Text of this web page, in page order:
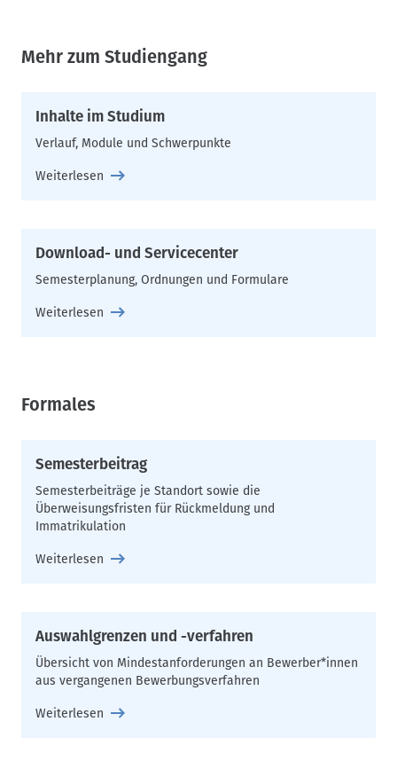
Mehr zum Studiengang
Inhalte im Studium
Verlauf, Module und Schwerpunkte
Weiterlesen
Download- und Servicecenter
Semesterplanung, Ordnungen und Formulare
Weiterlesen
Formales
Semesterbeitrag
Semesterbeiträge je Standort sowie die
Überweisungsfristen für Rückmeldung und
Immatrikulation
Weiterlesen
Auswahlgrenzen und -verfahren
Übersicht von Mindestanforderungen an Bewerber*innen
aus vergangenen Bewerbungsverfahren
Weiterlesen